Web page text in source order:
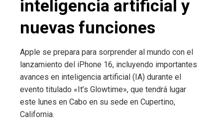
inteligencia artificial y
nuevas funciones
Apple se prepara para sorprender al mundo con el
lanzamiento del iPhone 16, incluyendo importantes
avances en inteligencia artificial (IA) durante el
evento titulado «It’s Glowtime», que tendrá lugar
este lunes en Cabo en su sede en Cupertino,
California.